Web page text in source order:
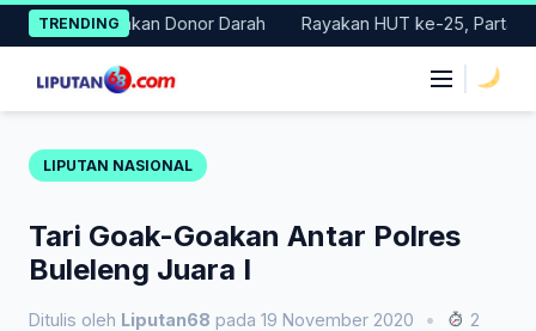
Skip
to
content
TRENDING
Gerakan Donor Darah Rayakan HUT ke-25, Partai
LIPUTAN NASIONAL
Tari Goak-Goakan Antar Polres
Buleleng Juara I
Ditulis oleh Liputan68 pada 19 November 2020 •
2